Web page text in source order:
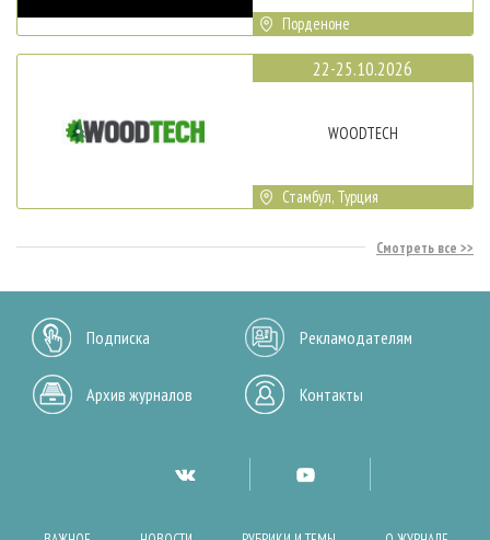
Порденоне
22-25.10.2026
WOODTECH
Стамбул, Турция
Смотреть все
Подписка Рекламодателям
Архив журналов Контакты